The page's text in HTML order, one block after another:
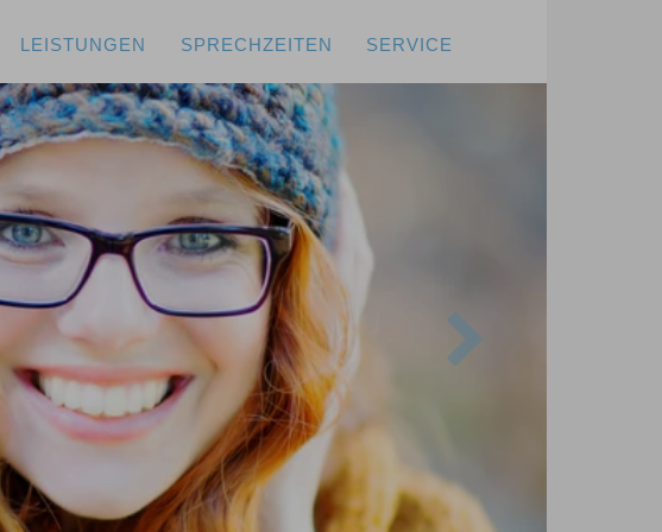
LEISTUNGEN SPRECHZEITEN SERVICE